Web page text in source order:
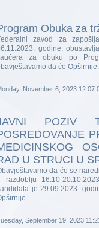
Obuka za
zavod za
godine,
za obuku po
da će
November 6, 2023
POZIV
U STRUCI U
da će se
razdoblju 16.10-
je 29.09.2023.
September 19, 2023